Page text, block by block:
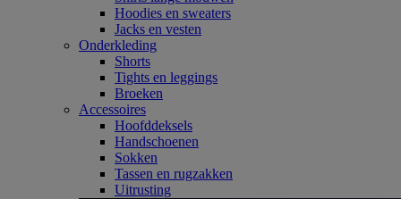
Hoodies en sweaters
Jacks en vesten
Onderkleding
Shorts
Tights en leggings
Broeken
Accessoires
Hoofddeksels
Handschoenen
Sokken
Tassen en rugzakken
Uitrusting